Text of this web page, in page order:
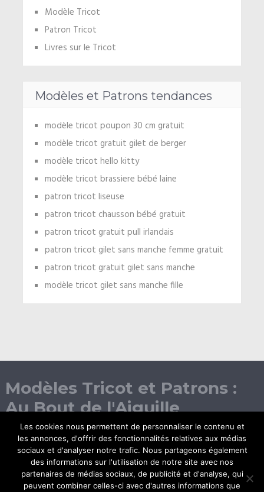
Modèle Tricot
Patron Tricot
Livres sur le Tricot
Modèles et Patrons tendances
modèle tricot poupon 30 cm gratuit
modèle tricot gratuit gilet de berger
modèle tricot hello kitty
modèle tricot brassiere bébé laine
patron tricot liseuse
patron tricot chausson bébé gratuit
patron tricot gratuit pull irlandais
patron tricot gilet sans manche femme gratuit
patron tricot gratuit gilet sans manche
modèle tricot gilet sans manche fille
Modèles Tricot et Patrons :
Au Bout de l'Aiguille
Les cookies nous permettent de personnaliser le contenu et
les annonces, d'offrir des fonctionnalités relatives aux médias
sociaux et d'analyser notre trafic. Nous partageons également
des informations sur l'utilisation de notre site avec nos
partenaires de médias sociaux, de publicité et d'analyse, qui
peuvent combiner celles-ci avec d'autres informations que